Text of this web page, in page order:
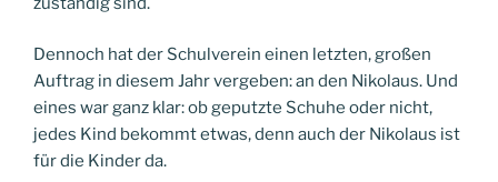
Dennoch hat der Schulverein einen letzten, großen
Auftrag in diesem Jahr vergeben: an den Nikolaus. Und
eines war ganz klar: ob geputzte Schuhe oder nicht,
jedes Kind bekommt etwas, denn auch der Nikolaus ist
für die Kinder da.